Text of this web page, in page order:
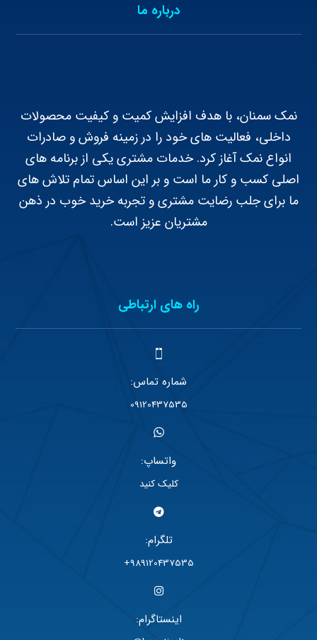
درباره ما
نمک سمنان، با هدف افزایش کمیت و کیفیت محصولات
داخلی، فعالیت های خود را در زمینه فروش و صادرات
انواع نمک آغاز کرد. خدمات مشتری یکی از برنامه های
اصلی کسب و کار ما است و بر این اساس تمام تلاش های
ما برای جلب رضایت مشتری و تجربه خرید خوب در ذهن
مشتریان عزیز است.
راه های ارتباطی
شماره تماس:
09120437535
واتساپ:
کلیک کنید
تلگرام:
989120437535+
اینستاگرام: